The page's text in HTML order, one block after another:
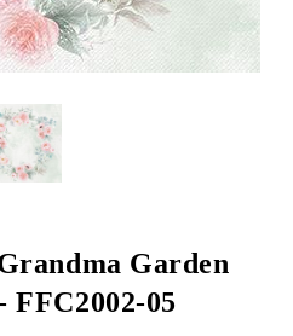
Garden
FFC2002-05